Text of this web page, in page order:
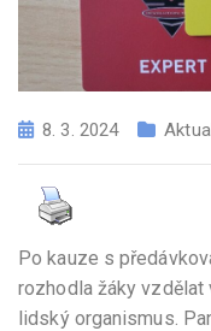
8. 3. 2024
Po kauze s
rozhodla žáky vzdělat
lidský organismus.